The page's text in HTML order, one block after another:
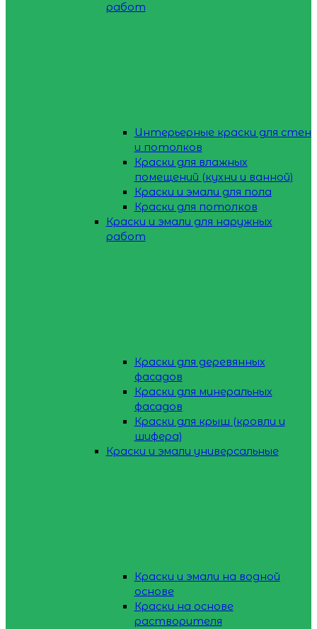
работ
Интерьерные краски для стен
и потолков
Краски для влажных
помещений (кухни и ванной)
Краски и эмали для пола
Краски для потолков
Краски и эмали для наружных
работ
Краски для деревянных
фасадов
Краски для минеральных
фасадов
Краски для крыш (кровли и
шифера)
Краски и эмали универсальные
Краски и эмали на водной
основе
Краски на основе
растворителя